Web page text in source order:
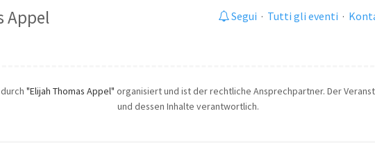
Appel Segui · Tutti gli eventi ·
durch"Elijah Thomas Appel" organisiert und ist der rechtliche Ansprechpartner. Der
und dessen Inhalte verantwortlich.